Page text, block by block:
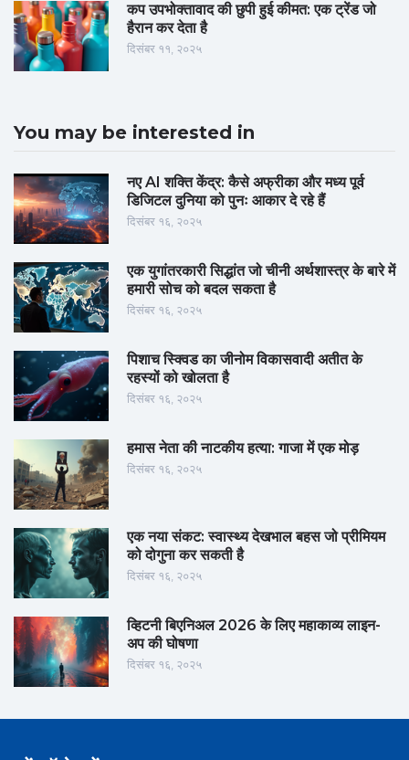
कप उपभोक्तावाद की छुपी हुई कीमत: एक ट्रेंड जो
हैरान कर देता है
दिसंबर ११, २०२५
You may be interested in
नए AI शक्ति केंद्र: कैसे अफ्रीका और मध्य पूर्व
डिजिटल दुनिया को पुनः आकार दे रहे हैं
दिसंबर १६, २०२५
एक युगांतरकारी सिद्धांत जो चीनी अर्थशास्त्र के बारे में
हमारी सोच को बदल सकता है
दिसंबर १६, २०२५
पिशाच स्क्विड का जीनोम विकासवादी अतीत के
रहस्यों को खोलता है
दिसंबर १६, २०२५
हमास नेता की नाटकीय हत्या: गाजा में एक मोड़
दिसंबर १६, २०२५
एक नया संकट: स्वास्थ्य देखभाल बहस जो प्रीमियम
को दोगुना कर सकती है
दिसंबर १६, २०२५
व्हिटनी बिएनिअल 2026 के लिए महाकाव्य लाइन-
अप की घोषणा
दिसंबर १६, २०२५